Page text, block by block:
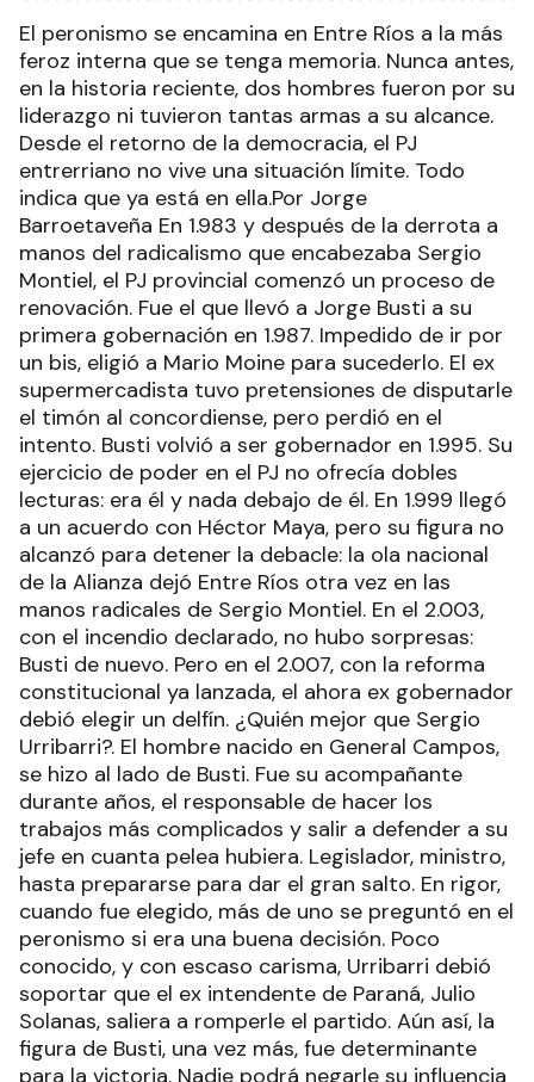
El peronismo se encamina en Entre Ríos a la más
feroz interna que se tenga memoria. Nunca antes,
en la historia reciente, dos hombres fueron por su
liderazgo ni tuvieron tantas armas a su alcance.
Desde el retorno de la democracia, el PJ
entrerriano no vive una situación límite. Todo
indica que ya está en ella.Por Jorge
Barroetaveña En 1.983 y después de la derrota a
manos del radicalismo que encabezaba Sergio
Montiel, el PJ provincial comenzó un proceso de
renovación. Fue el que llevó a Jorge Busti a su
primera gobernación en 1.987. Impedido de ir por
un bis, eligió a Mario Moine para sucederlo. El ex
supermercadista tuvo pretensiones de disputarle
el timón al concordiense, pero perdió en el
intento. Busti volvió a ser gobernador en 1.995. Su
ejercicio de poder en el PJ no ofrecía dobles
lecturas: era él y nada debajo de él. En 1.999 llegó
a un acuerdo con Héctor Maya, pero su figura no
alcanzó para detener la debacle: la ola nacional
de la Alianza dejó Entre Ríos otra vez en las
manos radicales de Sergio Montiel. En el 2.003,
con el incendio declarado, no hubo sorpresas:
Busti de nuevo. Pero en el 2.007, con la reforma
constitucional ya lanzada, el ahora ex gobernador
debió elegir un delfín. ¿Quién mejor que Sergio
Urribarri?. El hombre nacido en General Campos,
se hizo al lado de Busti. Fue su acompañante
durante años, el responsable de hacer los
trabajos más complicados y salir a defender a su
jefe en cuanta pelea hubiera. Legislador, ministro,
hasta prepararse para dar el gran salto. En rigor,
cuando fue elegido, más de uno se preguntó en el
peronismo si era una buena decisión. Poco
conocido, y con escaso carisma, Urribarri debió
soportar que el ex intendente de Paraná, Julio
Solanas, saliera a romperle el partido. Aún así, la
figura de Busti, una vez más, fue determinante
para la victoria. Nadie podrá negarle su influencia